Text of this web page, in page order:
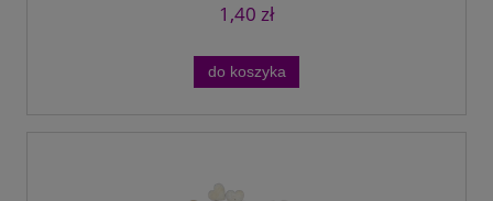
1,40 zł
do koszyka